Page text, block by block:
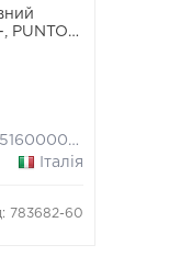
PUNTO
351516000098
Італія
783682-60